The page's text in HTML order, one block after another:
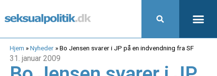
Hjem »Nyheder »Bo Jensen svarer i JP på en indvendning fra SF
31. januar 2009